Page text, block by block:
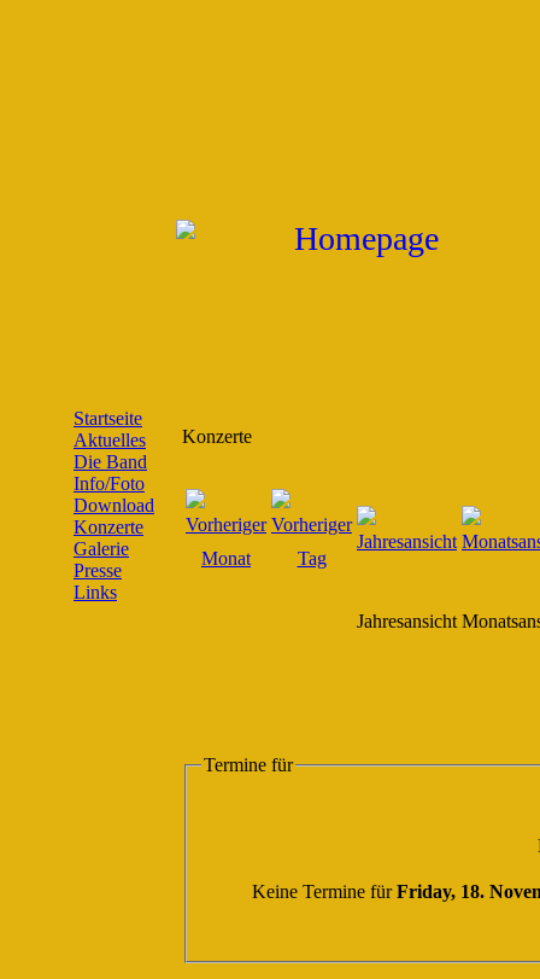
Startseite
Aktuelles
Die Band
Info/Foto
Download
Konzerte
Galerie
Presse
Links
Konzerte
Jahresansicht
Termine für
Keine Termine fürFriday, 18.